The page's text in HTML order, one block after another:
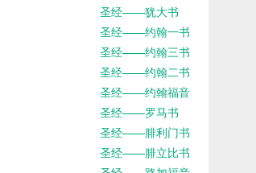
圣经——犹大书
圣经——约翰一书
圣经——约翰三书
圣经——约翰二书
圣经——约翰福音
圣经——罗马书
圣经——腓利门书
圣经——腓立比书